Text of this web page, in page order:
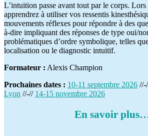
L’intuition passe avant tout par le corps. Lors
apprendrez à utiliser vos ressentis
mouvements réflexes pour répondre à des
à-dire impliquant des réponses de type oui/
problématiques d’ordre symbolique, telles
localisation ou le diagnostic intuitif.
Formateur : Alexis Champion
Prochaines dates : 10-11 septembre 2026
Lyon //-// 14-15 novembre 2026
En savoir